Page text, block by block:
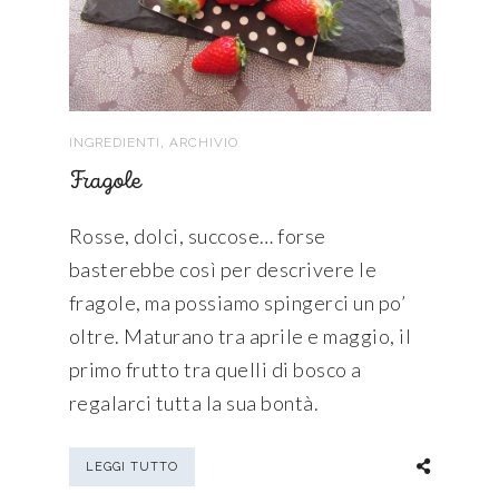
INGREDIENTI ARCHIVIO
Fragole
Rosse, dolci, succose… forse
basterebbe così per descrivere le
fragole, ma possiamo spingerci un po’
oltre. Maturano tra aprile e maggio, il
primo frutto tra quelli di bosco a
regalarci tutta la sua bontà.
LEGGI TUTTO